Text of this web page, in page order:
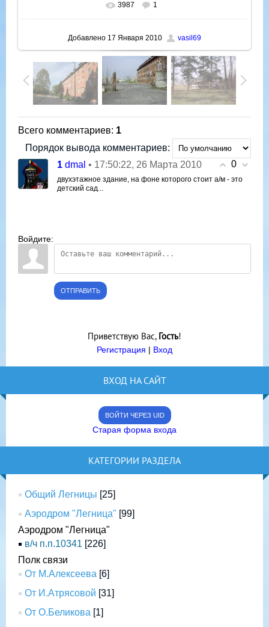
В реальном размере 1024x768
3987 1
Добавлено 17 Января 2010 vasil69
Всего комментариев: 1
Порядок вывода комментариев:
0
1 dmal • 17:50:22, 26 Марта 2010
двухэтажное здание, на фоне которого стоит а/м - это
детский сад...
Войдите:
ОТПРАВИТЬ
Приветствую Вас, Гость!
Регистрация | Вход
ВХОД НА САЙТ
ВОЙТИ ЧЕРЕЗ UID
Старая форма входа
КАТЕГОРИИ РАЗДЕЛА
Общий Легницы [25]
Аэродром "Легница" [99]
Аэродром "Легница"
в/ч п.п.10341 [226]
Полк связи
От М.Алексеева [6]
От И.Атрясовой [31]
От О.Беликова [1]